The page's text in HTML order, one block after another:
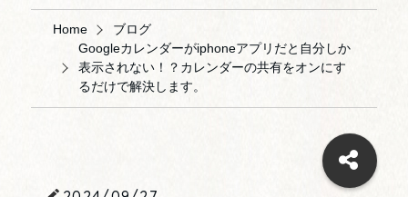
Home
ブログ
Googleカレンダーがiphoneアプリだと自分しか
表示されない！？カレンダーの共有をオンにす
るだけで解決します。